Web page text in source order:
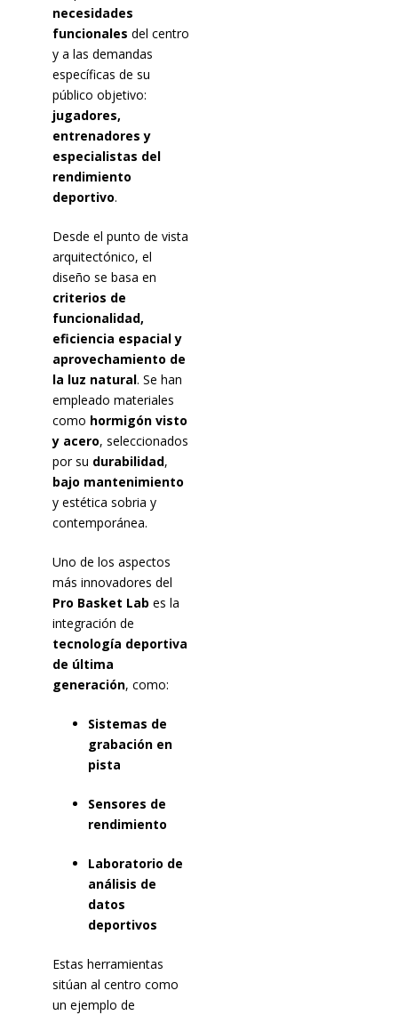
necesidades
funcionales del centro
y a las demandas
específicas de su
público objetivo:
jugadores,
entrenadores y
especialistas del
rendimiento
deportivo.
Desde el punto de vista
arquitectónico, el
diseño se basa en
criterios de
funcionalidad,
eficiencia espacial y
aprovechamiento de
la luz natural. Se han
empleado materiales
como hormigón visto
y acero, seleccionados
por su durabilidad,
bajo mantenimiento
y estética sobria y
contemporánea.
Uno de los aspectos
más innovadores del
Pro Basket Lab es la
integración de
tecnología deportiva
de última
generación, como:
Sistemas de
grabación en
pista
Sensores de
rendimiento
Laboratorio de
análisis de
datos
deportivos
Estas herramientas
sitúan al centro como
un ejemplo de